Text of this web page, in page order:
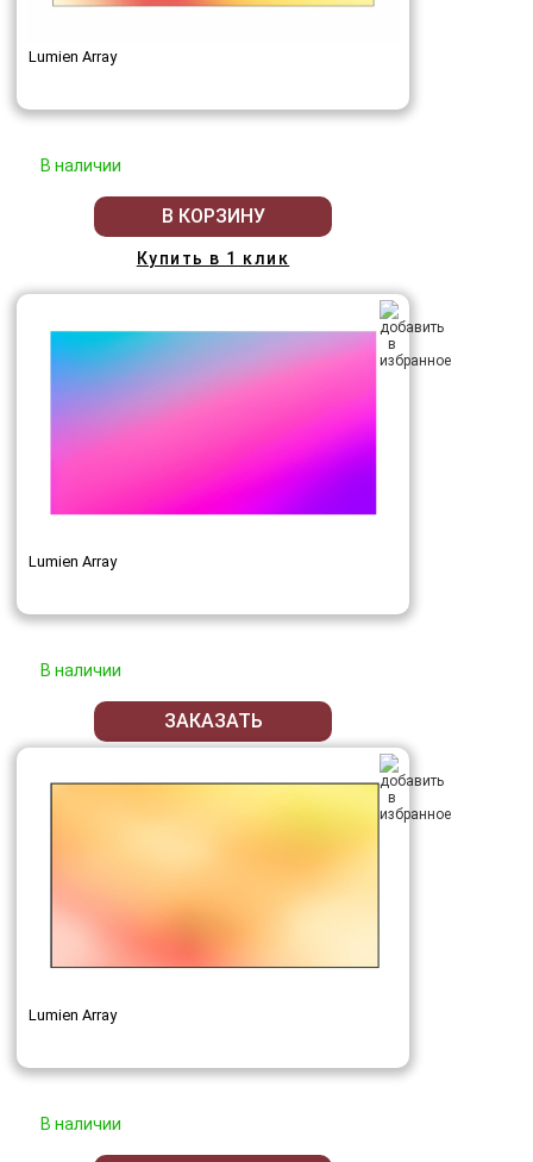
Lumien Array
В наличии
В КОРЗИНУ
Купить в 1 клик
Lumien Array
В наличии
ЗАКАЗАТЬ
Lumien Array
В наличии